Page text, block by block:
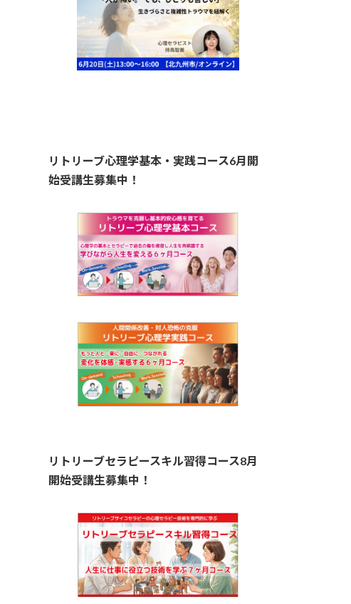
リトリーブ心理学基本・実践コース6月開
始受講生募集中！
リトリーブセラピースキル習得コース8月
開始受講生募集中！